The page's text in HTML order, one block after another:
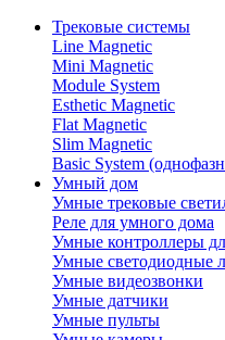
Трековые системы
Line Magnetic
Mini Magnetic
Module System
Esthetic Magnetic
Flat Magnetic
Slim Magnetic
Basic System
Умный дом
Умные трековые
Реле для умного дома
Умные контроллеры
Умные светодиодные
Умные видеозвонки
Умные датчики
Умные пульты